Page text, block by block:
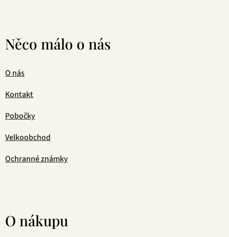
Něco málo o nás
O nás
Kontakt
Pobočky
Velkoobchod
Ochranné známky
O nákupu